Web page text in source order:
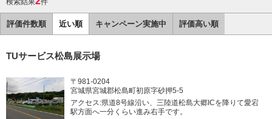
検索結果 件
評価件数順 近い順 キャンペーン実施中 評価高い順
TUサービス松島展示場
〒981-0204
宮城県宮城郡松島町初原字砂押5-5
アクセス:県道8号線沿い、三陸道松島大郷ICを降りて愛宕
駅方面へ一分くらい進み右手です。